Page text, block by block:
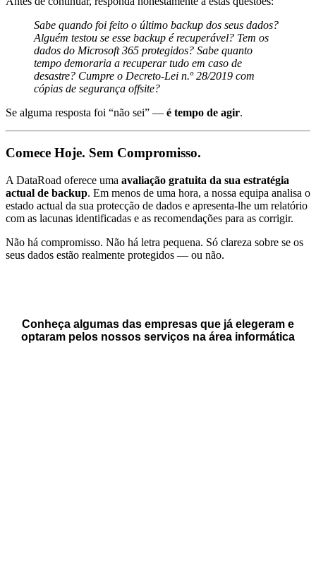
Sabe quando foi feito o último backup dos seus dados?
Alguém testou se esse backup é recuperável? Tem os
dados do Microsoft 365 protegidos? Sabe quanto
tempo demoraria a recuperar tudo em caso de
desastre? Cumpre o Decreto-Lei n.º 28/2019 com
cópias de segurança offsite?
Se alguma resposta foi “não sei” — é tempo de agir.
Comece Hoje. Sem Compromisso.
A DataRoad oferece uma avaliação gratuita da sua estratégia
actual de backup. Em menos de uma hora, a nossa equipa analisa o
estado actual da sua protecção de dados e apresenta-lhe um relatório
com as lacunas identificadas e as recomendações para as corrigir.
Não há compromisso. Não há letra pequena. Só clareza sobre se os
seus dados estão realmente protegidos — ou não.
Conheça algumas das empresas que já elegeram e
optaram pelos nossos serviços na área informática